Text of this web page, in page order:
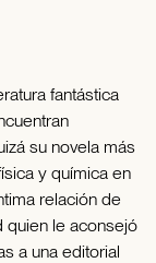
fantástica
su novela más
y química en
relación de
quien le aconsejó
a una editorial